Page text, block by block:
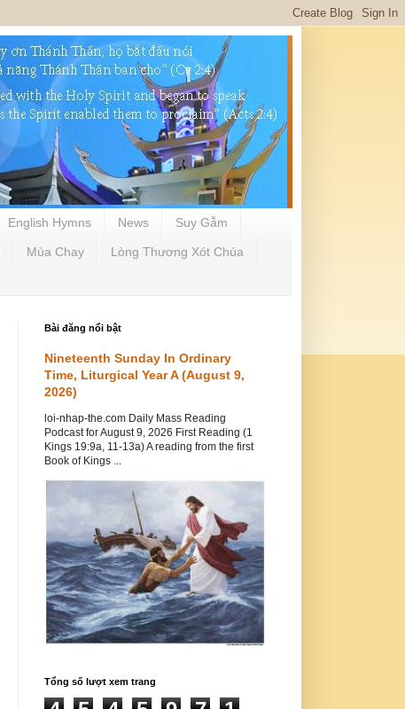
English Hymns News Suy Gẫm
Mùa Chay Lòng Thương Xót Chúa
Bài đăng nổi bật
Nineteenth Sunday In Ordinary
Time, Liturgical Year A (August 9,
2026)
loi-nhap-the.com Daily Mass Reading
Podcast for August 9, 2026 First Reading (1
Kings 19:9a, 11-13a) A reading from the first
Book of Kings ...
Tổng số lượt xem trang